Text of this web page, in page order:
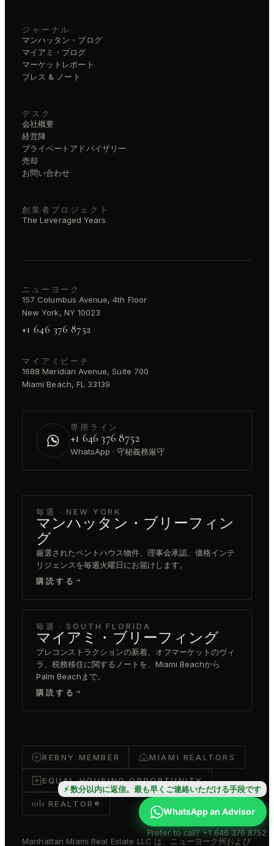
⚡ 数分以内に返信。最も早くご連絡いただける手段です
WhatsApp an Advisor
Prefer to call? +1 646 376 8752
ジャーナル
マンハッタン・ブログ
マイアミ・ブログ
マーケットレポート
プレス & ノート
デスク
会社概要
経営陣
プライベートアドバイザリー
売却
お問い合わせ
創業者プロジェクト
The Leveraged Years
ニューヨーク
157 Columbus Avenue, 4th Floor
New York, NY 10023
+1 646 376 8752
マイアミビーチ
1688 Meridian Avenue, Suite 700
Miami Beach, FL 33139
専用ライン
+1 646 376 8752
WhatsApp · 守秘義務厳守
毎週 · NEW YORK
マンハッタン・ブリーフィン
グ
厳選されたペントハウス物件、理事会承認、価格インテ
リジェンスを毎週火曜日にお届けします。
購読する
毎週 · SOUTH FLORIDA
マイアミ・ブリーフィング
プレコンストラクションの新着、オフマーケットのヴィ
ラ、税務移住に関するノートを、Miami Beachから
Palm Beachまで。
購読する
REBNY MEMBER MIAMI REALTORS
EQUAL HOUSING OPPORTUNITY
mls REALTOR®
Manhattan Miami Real Estate LLC は、ニューヨーク州および